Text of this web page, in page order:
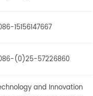
15156147667
(0)25-57226860
and Innovation